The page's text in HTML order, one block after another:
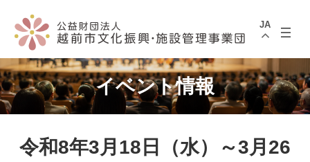
へ
ス
キ
ッ
プ
ョ
ン
に
移
動
JA
イベント情報
令和8年3月18日（水）～3月26